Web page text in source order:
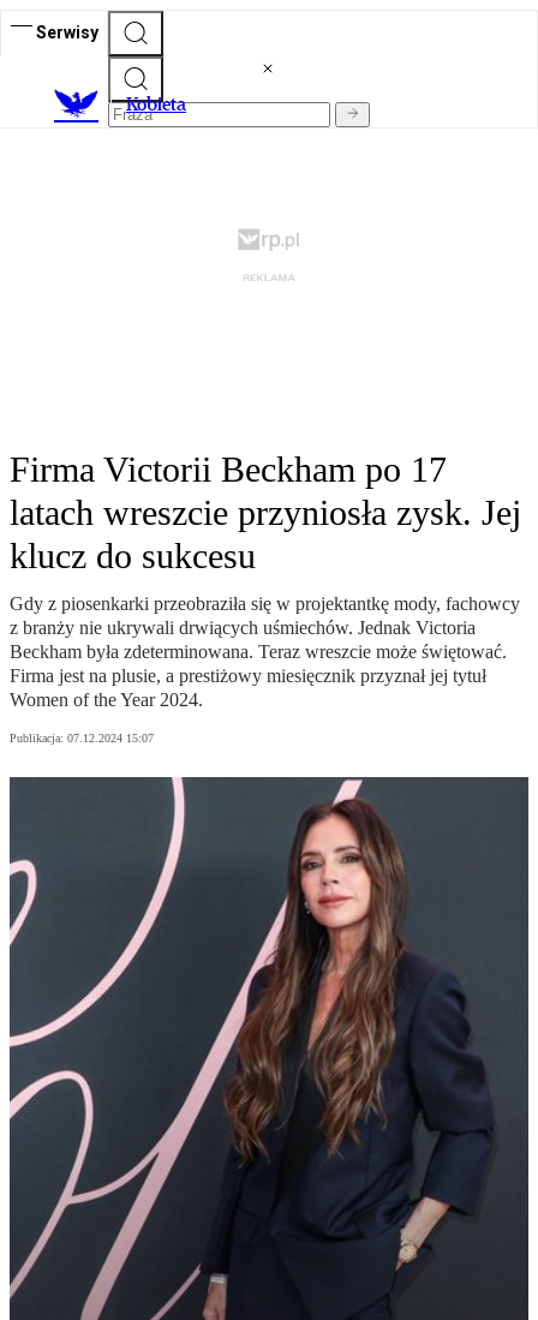
Serwisy
Kobieta
Firma Victorii Beckham po 17
latach wreszcie przyniosła zysk. Jej
klucz do sukcesu
Gdy z piosenkarki przeobraziła się w projektantkę mody, fachowcy
z branży nie ukrywali drwiących uśmiechów. Jednak Victoria
Beckham była zdeterminowana. Teraz wreszcie może świętować.
Firma jest na plusie, a prestiżowy miesięcznik przyznał jej tytuł
Women of the Year 2024.
Publikacja: 07.12.2024 15:07